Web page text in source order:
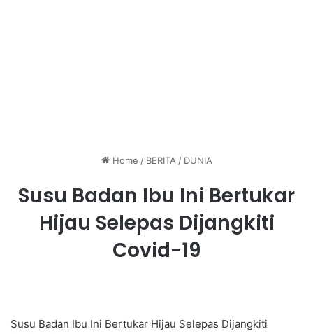
Home / BERITA / DUNIA
Susu Badan Ibu Ini Bertukar
Hijau Selepas Dijangkiti
Covid-19
Susu Badan Ibu Ini Bertukar Hijau Selepas Dijangkiti